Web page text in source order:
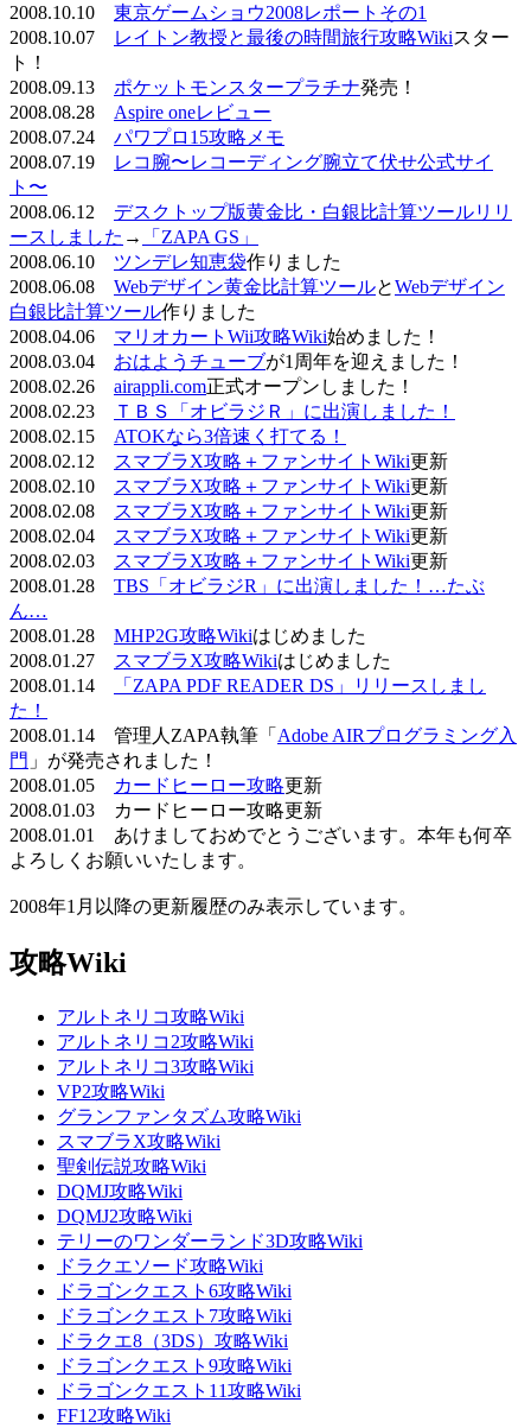
2008.10.10 東京ゲームショウ2008レポートその1
2008.10.07
レイトン教授と最後の時間旅行攻略Wikiスター
ト！
2008.09.13 ポケットモンスタープラチナ発売！
2008.08.28 Aspire oneレビュー
2008.07.24 パワプロ15攻略メモ
2008.07.19
レコ腕〜レコーディング腕立て伏せ公式サイ
ト〜
2008.06.12 デスクトップ版黄金比・白銀比計算ツールリリ
ースしました →
「ZAPA GS」
2008.06.10 ツンデレ知恵袋作りました
2008.06.08 Webデザイン黄金比計算ツールとWebデザイン
白銀比計算ツール作りました
2008.04.06 マリオカートWii攻略Wiki始めました！
2008.03.04 おはようチューブが1周年を迎えました！
2008.02.26 airappli.com正式オープンしました！
2008.02.23
ＴＢＳ「オビラジＲ」に出演しました！
2008.02.15 ATOKなら3倍速く打てる！
2008.02.12
スマブラX攻略＋ファンサイトWiki更新
2008.02.10
スマブラX攻略＋ファンサイトWiki更新
2008.02.08
スマブラX攻略＋ファンサイトWiki更新
2008.02.04
スマブラX攻略＋ファンサイトWiki更新
2008.02.03
スマブラX攻略＋ファンサイトWiki更新
2008.01.28 TBS「オビラジR」に出演しました！…たぶ
ん…
2008.01.28 MHP2G攻略Wikiはじめました
2008.01.27
スマブラX攻略Wikiはじめました
2008.01.14
「ZAPA PDF READER DS」リリースしまし
た！
2008.01.14 管理人ZAPA執筆「 Adobe AIRプログラミング入
門 」が発売されました！
2008.01.05
カードヒーロー攻略更新
2008.01.03 カードヒーロー攻略更新
2008.01.01 あけましておめでとうございます。本年も何卒
よろしくお願いいたします。
2008年1月以降の更新履歴のみ表示しています。
攻略Wiki
アルトネリコ攻略Wiki
アルトネリコ2攻略Wiki
アルトネリコ3攻略Wiki
VP2攻略Wiki
グランファンタズム攻略Wiki
スマブラX攻略Wiki
聖剣伝説攻略Wiki
DQMJ攻略Wiki
DQMJ2攻略Wiki
テリーのワンダーランド3D攻略Wiki
ドラクエソード攻略Wiki
ドラゴンクエスト6攻略Wiki
ドラゴンクエスト7攻略Wiki
ドラクエ8（3DS）攻略Wiki
ドラゴンクエスト9攻略Wiki
ドラゴンクエスト11攻略Wiki
FF12攻略Wiki